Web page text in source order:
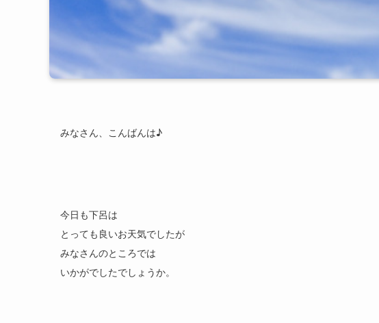
みなさん、こんばんは♪
今日も下呂は
とっても良いお天気でしたが
みなさんのところでは
いかがでしたでしょうか。